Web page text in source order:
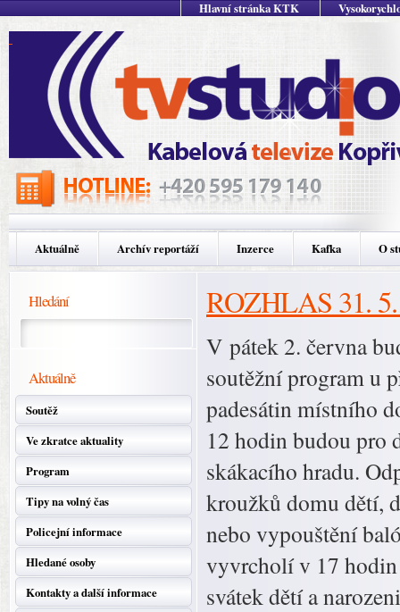
Hlavní stránka KTK
Aktuálně Archív reportáží Inzerce Kafka O
Hledání
Aktuálně
Soutěž
Ve zkratce aktuality
Program
Tipy na volný čas
Policejní informace
Hledané osoby
Kontakty a další informace
ROZHLAS 31.
V pátek 2. června
soutěžní program u
padesátin místního
12 hodin budou pro
skákacího hradu.
kroužků domu dětí,
nebo vypouštění
vyvrcholí v 17
svátek dětí a